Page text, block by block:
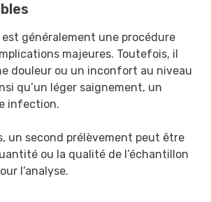
est généralement une procédure
majeures. Toutefois, il
douleur ou un inconfort au niveau
qu’un léger saignement, un
infection.
un second prélèvement peut être
ou la qualité de l’échantillon
l’analyse.